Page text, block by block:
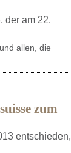
der am 22.
allen, die
zum
entschieden,